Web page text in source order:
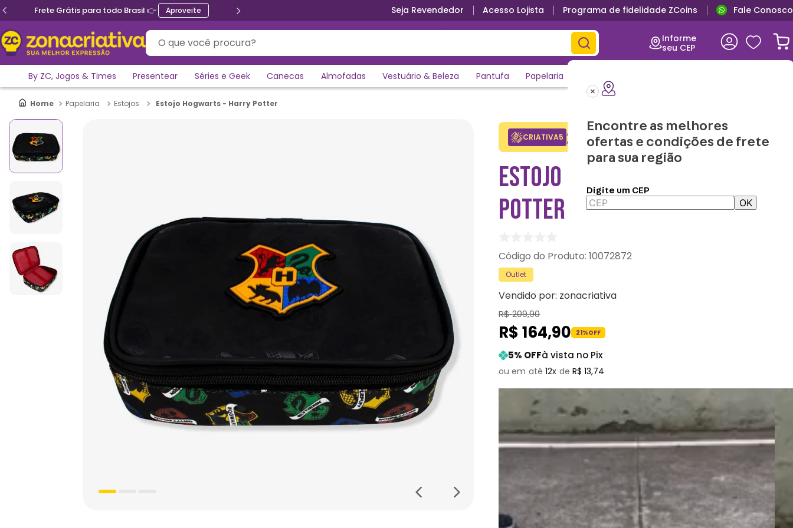
Ganhe 5% de desconto no PIX Seja Revendedor Acesso Lojista Programa de fidelidade ZCoins Fale Conosco
O que você procura?
Informe
seu CEP
Encontre as melhores
ofertas e condições de frete
para sua região
Digite um CEP
OK
By ZC, Jogos & Times Presentear Séries e Geek Canecas Almofadas Vestuário & Beleza Pantufa Papelaria
Papelaria Estojos Estojo Hogwarts - Harry Potter
CRIATIVA5 Adicione o cupom no carrinho e
ganhe desconto na 1a compra.
Copiar
ESTOJO HOGWARTS - HARRY
POTTER
:10072872
Outlet
Vendido por: zonacriativa
R$209,90
R$ 164,90 21%OFF
5% OFFà vista no Pix
12 R$ 13,74